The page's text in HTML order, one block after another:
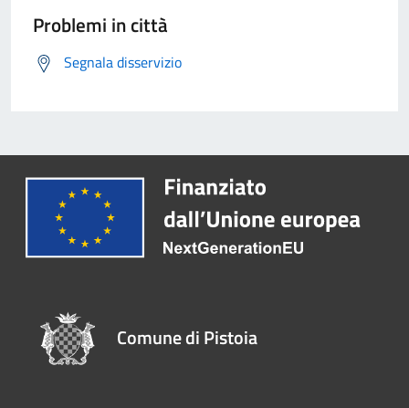
Problemi in città
Segnala disservizio
Comune di Pistoia